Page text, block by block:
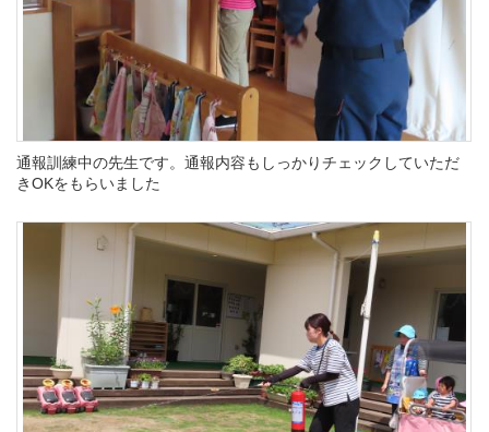
通報訓練中の先生です。通報内容もしっかりチェックしていただ
きOKをもらいました